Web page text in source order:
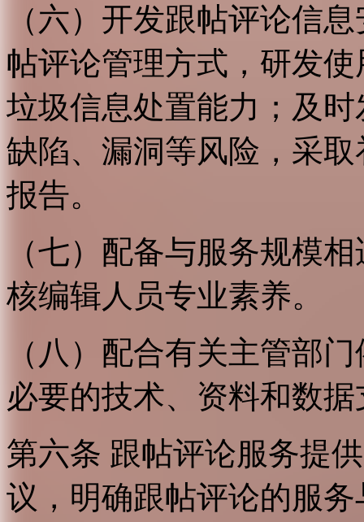
（六）开发跟帖评论信
帖评论管理方式，研发
垃圾信息处置能力；及
缺陷、漏洞等风险，采
报告。
（七）配备与服务规模
核编辑人员专业素养。
（八）配合有关主管部
必要的技术、资料和数
第六条 跟帖评论服务提
议，明确跟帖评论的服